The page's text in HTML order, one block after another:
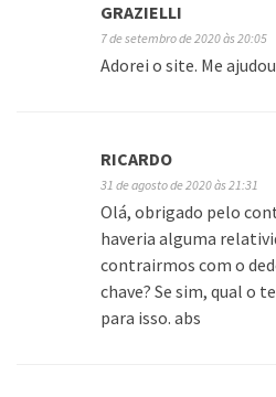
GRAZIELLI
7 de setembro de 2020 às 20:05
Adorei o site. Me
RICARDO
31 de agosto de 2020 às 21:31
Olá, obrigado pelo
haveria alguma
contrairmos com o
chave? Se sim, qual o
para isso. abs